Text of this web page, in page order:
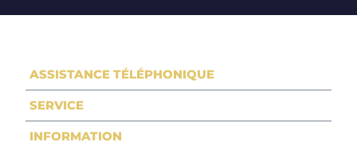
ASSISTANCE TÉLÉPHONIQUE
SERVICE
INFORMATION